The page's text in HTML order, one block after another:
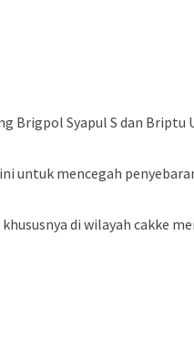
Brigpol Syapul S dan
mencegah
di wilayah cakke